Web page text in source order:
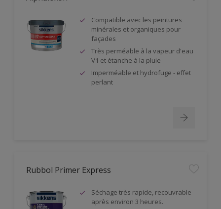
Compatible avec les peintures
minérales et organiques pour
façades
Très perméable à la vapeur d'eau
V1 et étanche à la pluie
Imperméable et hydrofuge - effet
perlant
Rubbol Primer Express
Séchage très rapide, recouvrable
après environ 3 heures.